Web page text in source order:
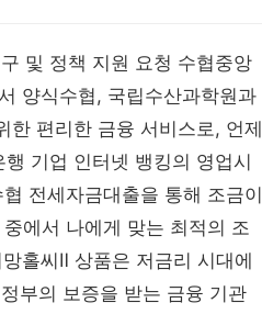
및 정책 지원 요청 수협중앙
양식수협, 국립수산과학원과
한 편리한 금융 서비스로, 언제
기업 인터넷 뱅킹의 영업시
전세자금대출을 통해 조금이
에서 나에게 맞는 최적의 조
홀씨Ⅱ 상품은 저금리 시대에
부의 보증을 받는 금융 기관